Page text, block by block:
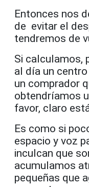
Entonces nos
de evitar el
tendremos de
Si calculamos,
al día un
un comprador
obtendríamos
favor, claro
Es como si
espacio y voz
inculcan que
acumulamos
pequeñas que